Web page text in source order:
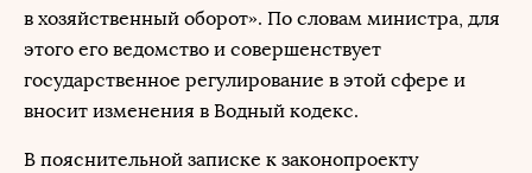
в хозяйственный оборот». По словам министра, для
этого его ведомство и совершенствует
государственное регулирование в этой сфере и
вносит изменения в Водный кодекс.
В пояснительной записке к законопроекту